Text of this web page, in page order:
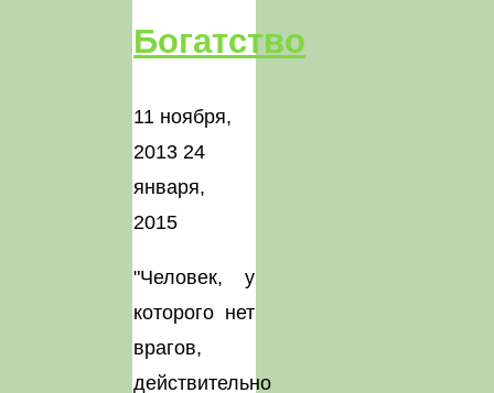
Богатство
11 ноября,
201324
января,
2015
"Человек, у
которого нет
врагов,
действительно